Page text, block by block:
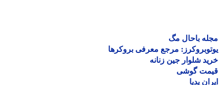
باحال مگ
مرجع معرفی بروکرها
شلوار جین زنانه
گوشی
پدیا